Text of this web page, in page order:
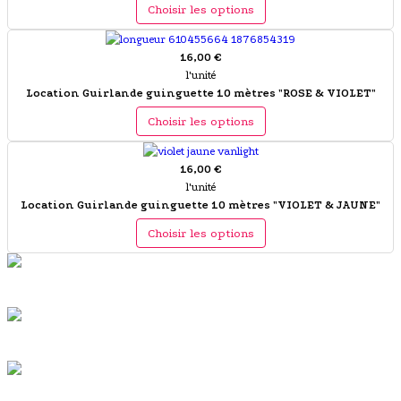
Choisir les options
16,00 €
l'unité
Location Guirlande guinguette 10 mètres "ROSE & VIOLET"
Choisir les options
16,00 €
l'unité
Location Guirlande guinguette 10 mètres "VIOLET & JAUNE"
Choisir les options